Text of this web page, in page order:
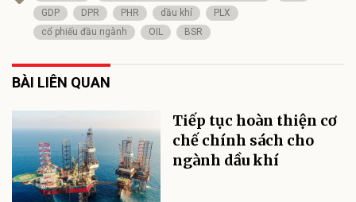
GDP
DPR PHR dầu khí
PLX
cổ phiếu đầu ngành
OIL BSR
BÀI LIÊN QUAN
Tiếp tục hoàn thiện cơ
chế chính sách cho
ngành dầu khí